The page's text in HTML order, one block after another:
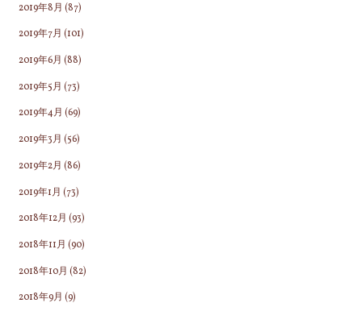
2019年8月 (87)
2019年7月 (101)
2019年6月 (88)
2019年5月 (73)
2019年4月 (69)
2019年3月 (56)
2019年2月 (86)
2019年1月 (73)
2018年12月 (93)
2018年11月 (90)
2018年10月 (82)
2018年9月 (9)